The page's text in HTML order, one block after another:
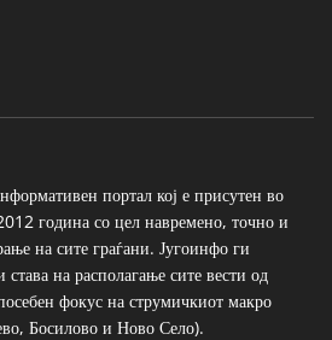
портал кој е присутен во
година со цел навремено, точно и
на сите граѓани. Југоинфо ги
на располагање сите вести од
фокус на струмичкиот макро
Босилово и Ново Село).